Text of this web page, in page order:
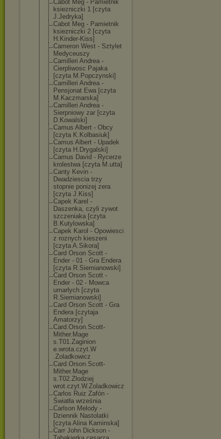
Cabot Meg - Pamietnik
ksiezniczki 1 [czyta
J.Jedryka]
Cabot Meg - Pamietnik
ksiezniczki 2 [czyta
H.Kinder-Kiss]
Cameron West - Sztylet
Medyceuszy
Camilleri Andrea -
Cierpliwosc Pajaka
[czyta M.Popczynski]
Camilleri Andrea -
Pensjonat Ewa [czyta
M.Kaczmarska]
Camilleri Andrea -
Sierpniowy zar [czyta
D.Kowalski]
Camus Albert - Obcy
[czyta K.Kolbasiuk]
Camus Albert - Upadek
[czyta H.Drygalski]
Camus David - Rycerze
krolestwa [czyta M.utta]
Canty Kevin -
Dwadziescia trzy
stopnie ponizej zera
[czyta J.Kiss]
Capek Karel -
Daszenka, czyli zywot
szczeniaka [czyta
B.Kutylowska]
Capek Karol - Opowiesci
z roznych kieszeni
[czyta A.Sikora]
Card Orson Scott -
Ender - 01 - Gra Endera
[czyta R.Siemianowski]
Card Orson Scott -
Ender - 02 - Mowca
umarlych [czyta
R.Siemianowski]
Card Orson Scott - Gra
Endera [czytaja
Amatorzy]
Card.Orson.Scott-
Mither.Mage
s.T01.Zaginion
e.wrota.czyt.W
.Zoladkowicz
Card.Orson.Scott-
Mither.Mage
s.T02.Zlodziej
wrot.czyt.W.Zo ladkowicz
Carlos Ruiz Zafón -
Światła września
Carlson Melody -
Dziennik Nastolatki
[czyta Alina Kaminska]
Carr John Dickson -